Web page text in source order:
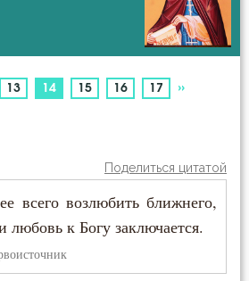
(Гренков)
13 14(current)
15 16 17 »
Поделиться цитатой
всего возлюбить ближнего,
любовь к Богу заключается.